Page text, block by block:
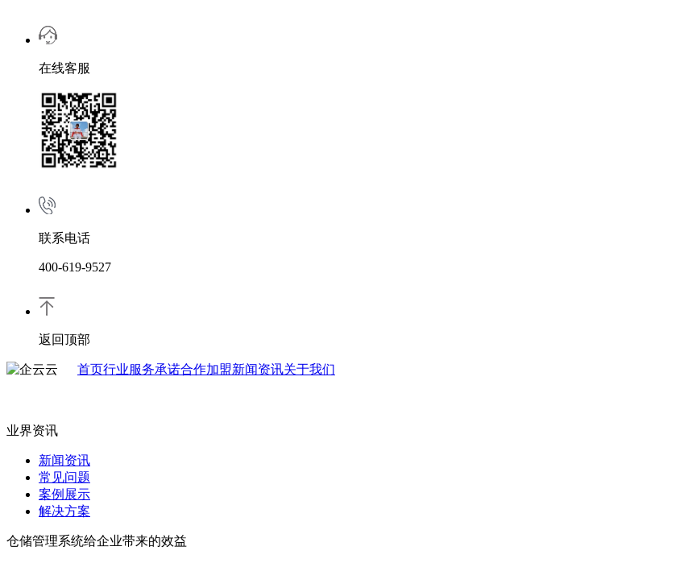
在线客服
联系电话
400-619-9527
返回顶部
首页行业服务承诺合作加盟新闻资讯关于我们
业界资讯
新闻资讯
常见问题
案例展示
解决方案
仓储管理系统给企业带来的效益